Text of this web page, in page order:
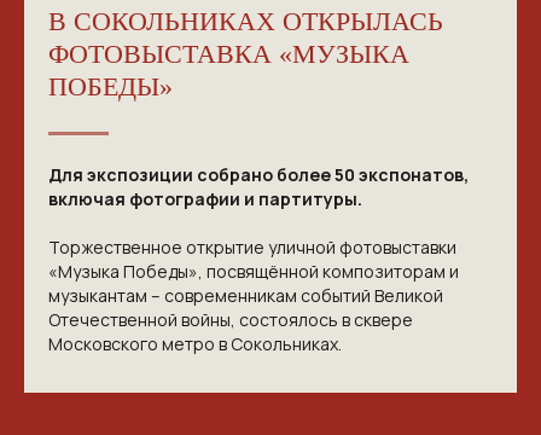
В СОКОЛЬНИКАХ ОТКРЫЛАСЬ
ФОТОВЫСТАВКА «МУЗЫКА
ПОБЕДЫ»
Для экспозиции собрано более 50 экспонатов,
включая фотографии и партитуры.
Торжественное открытие уличной фотовыставки
«Музыка Победы», посвящённой композиторам и
музыкантам – современникам событий Великой
Отечественной войны, состоялось в сквере
Московского метро в Сокольниках.